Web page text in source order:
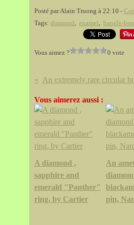
Posté par Alain Truong à 22:10 -
Tags: diamond, enamel, bangle-
Vous aimez ? 0 vote
Vous aimerez aussi :
A diamond ,
sapphire and
emerald "Panther"
ring, by Cartier
An
pin,